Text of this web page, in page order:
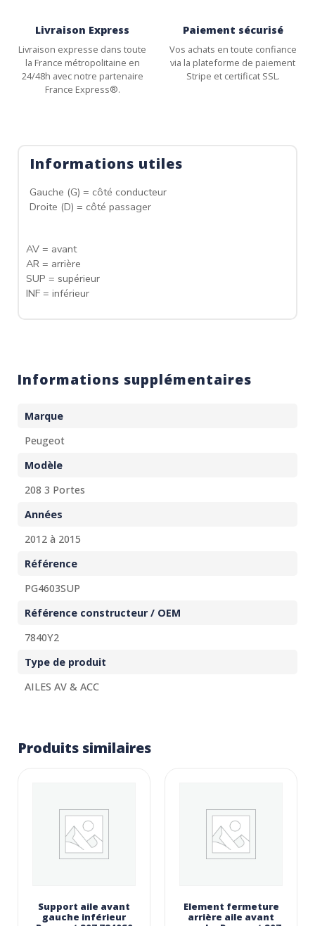
Livraison Express
Livraison expresse dans toute
la France métropolitaine en
24/48h avec notre partenaire
France Express®.
Paiement sécurisé
Vos achats en toute confiance
via la plateforme de paiement
Stripe et certificat SSL.
Informations utiles
Gauche (G) = côté conducteur
Droite (D) = côté passager
AV = avant
AR = arrière
SUP = supérieur
INF = inférieur
Informations supplémentaires
Marque
Peugeot
Modèle
208 3 Portes
Années
2012 à 2015
Référence
PG4603SUP
Référence constructeur / OEM
7840Y2
Type de produit
AILES AV & ACC
Produits similaires
Support aile avant
gauche inférieur
Element fermeture
arrière aile avant